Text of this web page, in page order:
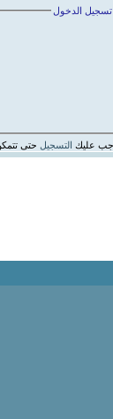
تسجيل الدخول
عليك التسجيل حتى